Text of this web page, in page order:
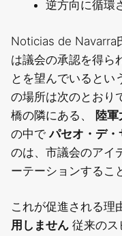
逆方向に循環
Noticias de Navarra
は議会の承認を得ら
とを望んでいるとい
の場所は次のとおり
橋の隣にある、 陸軍
の中でパセオ・デ・
のは、市議会のアイ
ーテーションするこ
これが促進される理
用しません 従来のス